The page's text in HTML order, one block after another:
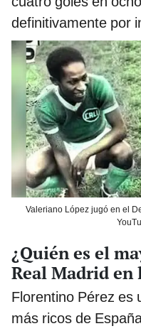
definitivamente por
Valeriano López jugó en el
¿Quién es el
Real Madrid en
Florentino Pérez es
más ricos de